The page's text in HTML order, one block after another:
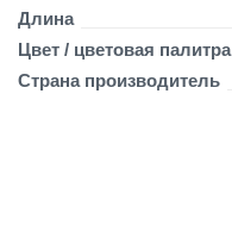
=
1
,
Длина
Цвет / цветовая палитра
Страна производитель